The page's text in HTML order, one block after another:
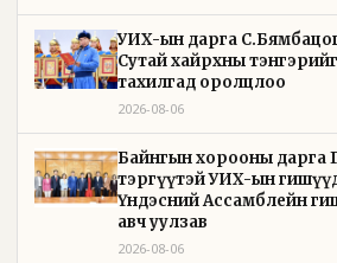
УИХ-ын дарга С.Бямбацогт
Сутай хайрхны
тахилгад оролцлоо
2026-08-06
Байнгын хорооны дарга
тэргүүтэй УИХ-ын
Үндэсний Ассамблейн
авч уулзав
2026-08-06